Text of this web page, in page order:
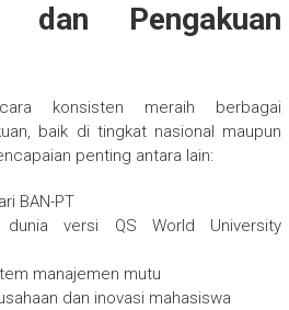
Pengakuan
konsisten meraih berbagai
baik di tingkat nasional maupun
penting antara lain:
BAN-PT
dunia versi QS World University
manajemen mutu
dan inovasi mahasiswa